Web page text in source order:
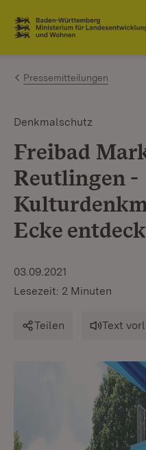
Zum Inhalt springen
Link zur Startseite
Pressemitteilungen
Denkmalschutz
Freibad
Reutlingen -
Ecke
03.09.2021
Lesezeit: 2 Minuten
Teilen Text